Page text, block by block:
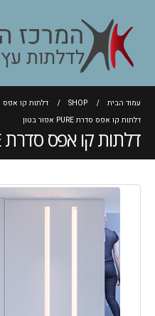
עמוד הבית SHOP
דלתות קו אפס
דלתות קו אפס סדרת PURE אפור בטון
דלתות קו אפס סדרת PURE אפור בטון